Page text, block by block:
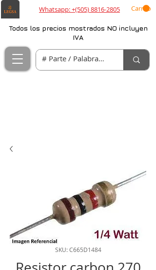
Whatsapp: +(505) 8816-2805 Carrito
Todos los precios mostrados NO incluyen
IVA
SKU: C665D1484